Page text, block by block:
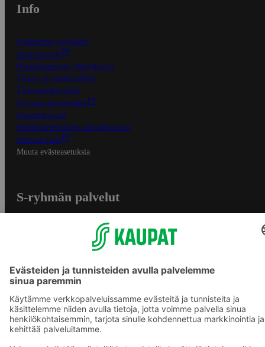
Info
S-Business yrityksille
Oiva-raportit
Osuuskauppojen yhteystiedot
Tilaus- ja toimitusehdot
Tietosuojakäytäntö
Palvelun käyttöehdot
Saavutettavuus
Mobiilisovelluksen saavutettavuus
Mainostajalle
Muuta evästeasetuksia
S-ryhmän palvelut
S-ostoslista -sovellus
Prisma.fi
Sokos.fi
S-Pankki
Yhteishyvä
Sokos Hotels